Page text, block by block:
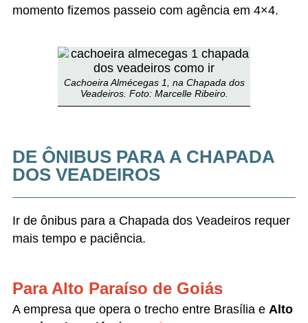
momento fizemos passeio com agência em 4×4.
Cachoeira Almécegas 1, na Chapada dos
Veadeiros. Foto: Marcelle Ribeiro.
DE ÔNIBUS PARA A CHAPADA
DOS VEADEIROS
Ir de ônibus para a Chapada dos Veadeiros requer
mais tempo e paciência.
Para Alto Paraíso de Goiás
A empresa que opera o trecho entre Brasília e Alto